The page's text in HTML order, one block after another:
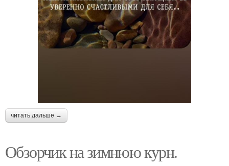
читать дальше →
Обзорчик на зимнюю курн.